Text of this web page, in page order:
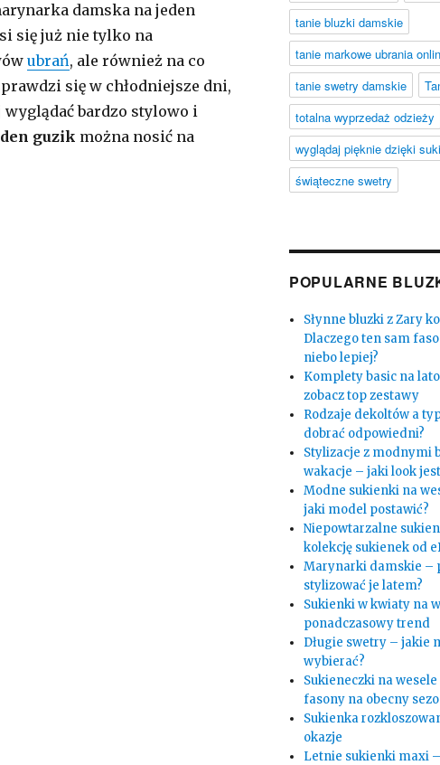
damska na jeden
się już nie tylko na
ubrań, ale również na co
się w chłodniejsze dni,
wyglądać bardzo stylowo i
guzik można nosić na
tanie bluzki damskie
tanie markowe ubrania
tanie swetry damskie
totalna wyprzedaż odzieży
wyglądaj pięknie dzięki
świąteczne swetry
POPULARNE
Słynne bluzki z Zary
Dlaczego ten sam
niebo lepiej?
Komplety basic na
zobacz top zestawy
Rodzaje dekoltów a
dobrać odpowiedni?
Stylizacje z modnymi
wakacje – jaki look
Modne sukienki na
jaki model postawić?
Niepowtarzalne
kolekcję sukienek od
Marynarki damskie –
stylizować je latem?
Sukienki w kwiaty na
ponadczasowy trend
Długie swetry – jakie
wybierać?
Sukieneczki na
fasony na obecny
Sukienka
okazje
Letnie sukienki maxi